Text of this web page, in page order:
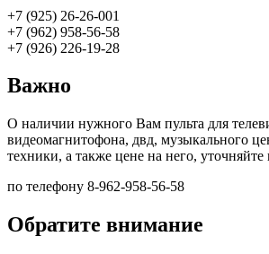
+7 (925) 26-26-001
+7 (962) 958-56-58
+7 (926) 226-19-28
Важно
О наличии нужного Вам пульта для
видеомагнитофона, двд, музыкального
техники, а также цене на него, уточняйте
по телефону 8-962-958-56-58
Обратите внимание